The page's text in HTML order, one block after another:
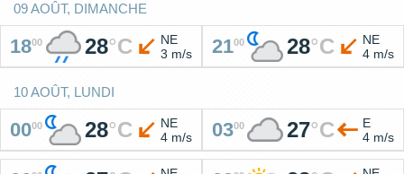
09 AOÛT, DIMANCHE
1800 28°C
NE
3 m/s
2100 28°C
NE
4 m/s
10 AOÛT, LUNDI
0000 28°C
NE
4 m/s
0300 27°C
E
4 m/s